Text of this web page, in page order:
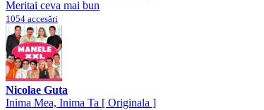
Meritai ceva mai bun
1054 accesări
Nicolae Guta
Inima Mea, Inima Ta [ Originala ]